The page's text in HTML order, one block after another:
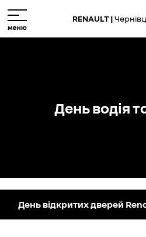
RENAULT |
День водія